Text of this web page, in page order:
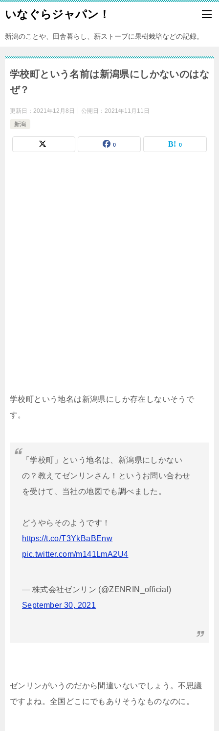
いなぐらジャパン！
新潟のことや、田舎暮らし、薪ストーブに果樹栽培などの記録。
学校町という名前は新潟県にしかないのはな
ぜ？
更新日： 2021年12月8日 公開日： 2021年11月11日
新潟
0 0
学校町という地名は新潟県にしか存在しないそうで
す。
「学校町」という地名は、新潟県にしかない
の？教えてゼンリンさん！というお問い合わせ
を受けて、当社の地図でも調べました。
どうやらそのようです！
https://t.co/T3YkBaBEnw
pic.twitter.com/m141LmA2U4
— 株式会社ゼンリン (@ZENRIN_official)
September 30, 2021
ゼンリンがいうのだから間違いないでしょう。不思議
ですよね。全国どこにでもありそうなものなのに。